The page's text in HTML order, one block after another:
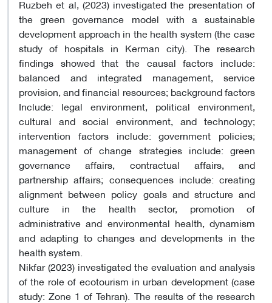
Ruzbeh et al, (2023) investigated the presentation of
the green governance model with a sustainable
development approach in the health system (the case
study of hospitals in Kerman city). The research
findings showed that the causal factors include:
balanced and integrated management, service
provision, and financial resources; background factors
Include: legal environment, political environment,
cultural and social environment, and technology;
intervention factors include: government policies;
management of change strategies include: green
governance affairs, contractual affairs, and
partnership affairs; consequences include: creating
alignment between policy goals and structure and
culture in the health sector, promotion of
administrative and environmental health, dynamism
and adapting to changes and developments in the
health system.
Nikfar (2023) investigated the evaluation and analysis
of the role of ecotourism in urban development (case
study: Zone 1 of Tehran). The results of the research